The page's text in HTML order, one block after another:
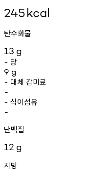
245kcal
탄수화물
13 g
- 당
9 g
- 대체 감미료
-
- 식이섬유
-
단백질
12 g
지방